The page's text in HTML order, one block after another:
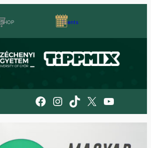
SHOP Events
Facebook
Instagram
TikTok
X YouTube